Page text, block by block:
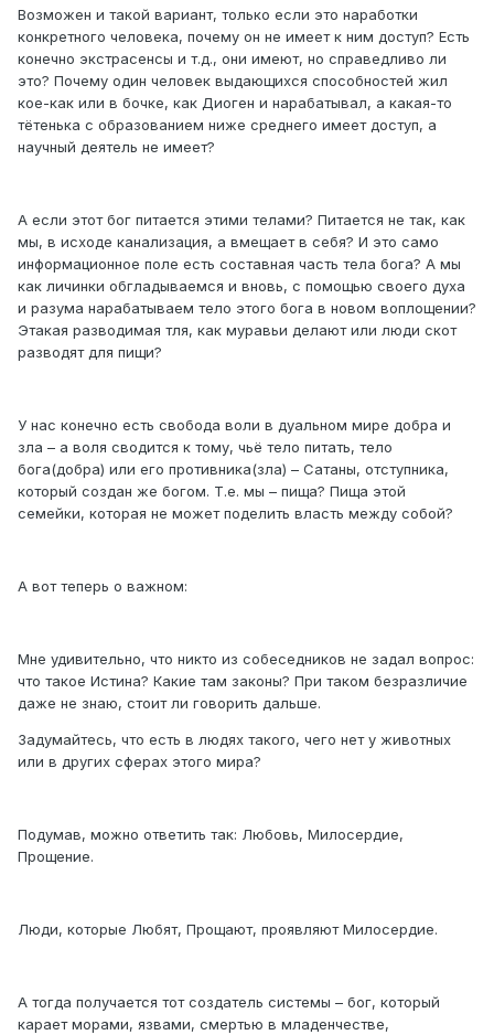
Возможен и такой вариант, только если это наработки
конкретного человека, почему он не имеет к ним доступ? Есть
конечно экстрасенсы и т.д., они имеют, но справедливо ли
это? Почему один человек выдающихся способностей жил
кое-как или в бочке, как Диоген и нарабатывал, а какая-то
тётенька с образованием ниже среднего имеет доступ, а
научный деятель не имеет?
А если этот бог питается этими телами? Питается не так, как
мы, в исходе канализация, а вмещает в себя? И это само
информационное поле есть составная часть тела бога? А мы
как личинки обгладываемся и вновь, с помощью своего духа
и разума нарабатываем тело этого бога в новом воплощении?
Этакая разводимая тля, как муравьи делают или люди скот
разводят для пищи?
У нас конечно есть свобода воли в дуальном мире добра и
зла – а воля сводится к тому, чьё тело питать, тело
бога(добра) или его противника(зла) – Сатаны, отступника,
который создан же богом. Т.е. мы – пища? Пища этой
семейки, которая не может поделить власть между собой?
А вот теперь о важном:
Мне удивительно, что никто из собеседников не задал вопрос:
что такое Истина? Какие там законы? При таком безразличие
даже не знаю, стоит ли говорить дальше.
Задумайтесь, что есть в людях такого, чего нет у животных
или в других сферах этого мира?
Подумав, можно ответить так: Любовь, Милосердие,
Прощение.
Люди, которые Любят, Прощают, проявляют Милосердие.
А тогда получается тот создатель системы – бог, который
карает морами, язвами, смертью в младенчестве,